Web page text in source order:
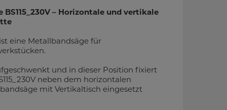
– Horizontale und vertikale
eine Metallbandsäge für
und in dieser Position fixiert
neben dem horizontalen
mit Vertikaltisch eingesetzt